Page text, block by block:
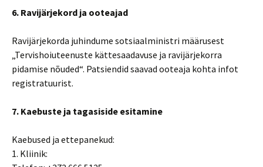
6. Ravijärjekord ja ooteajad
Ravijärjekorda juhindume sotsiaalministri määrusest
„Tervishoiuteenuste kättesaadavuse ja ravijärjekorra
pidamise nõuded“. Patsiendid saavad ooteaja kohta infot
registratuurist.
7. Kaebuste ja tagasiside esitamine
Kaebused ja ettepanekud:
1. Kliinik: